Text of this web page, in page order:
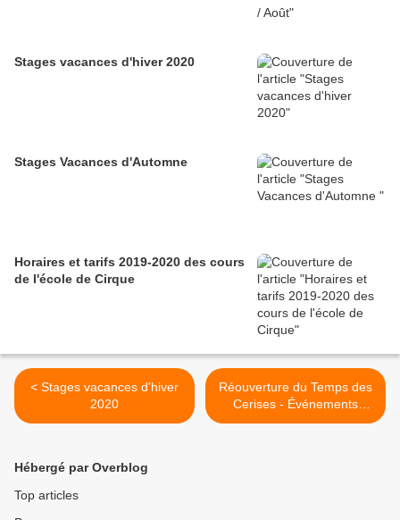
Stages vacances d'hiver 2020
Stages Vacances d'Automne
Horaires et tarifs 2019-2020 des cours
de l'école de Cirque
< Stages vacances d'hiver
2020
Réouverture du Temps des
Cerises - Événements
reportés >
Hébergé par Overblog
Top articles